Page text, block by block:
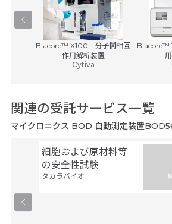
Biacore™ X100 分子間相互
作用解析装置
Cytiva
Biacore™
関連の受託サービス一覧
マイクロニクス BOD 自動測定装置
細胞および原材料等
の安全性試験
タカラバイオ